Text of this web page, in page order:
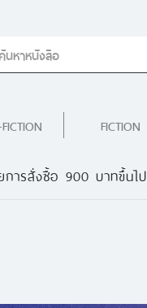
FICTION
ารสั่งซื้อ 900 บาทขึ้นไป